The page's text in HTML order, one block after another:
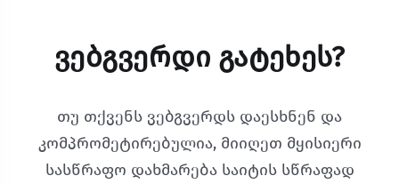
Ვებგვერდი Გატეხეს?
თუ თქვენს ვებგვერდს დაესხნენ და
კომპრომეტირებულია, მიიღეთ მყისიერი
სასწრაფო დახმარება საიტის სწრაფად